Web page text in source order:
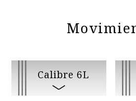
Calibre 6L